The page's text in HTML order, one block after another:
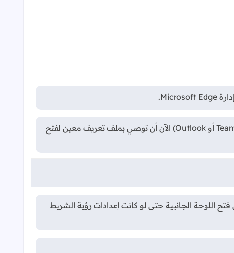
عندما يتم تعيين Edge كمتصفح افتراضي، يمكن للتطبيقات (مثل Teams أو Outlook) الآن أن توصي بملف تعريف معين لفتح
اللوحة الجانبية حتى لو كانت إعدادات رؤية الشريط